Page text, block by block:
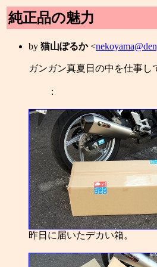
純正品の魅力
by 猫山ぽるか<
ガンガン真夏日の中を仕事し
：
昨日に届いたデカい箱。